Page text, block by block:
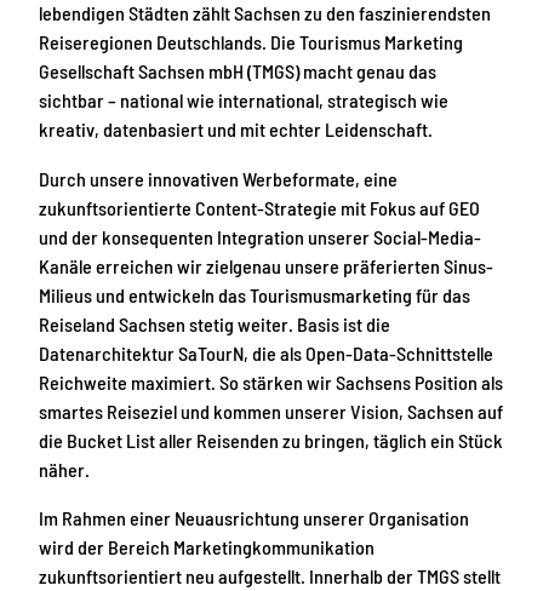
lebendigen Städten zählt Sachsen zu den faszinierendsten
Reiseregionen Deutschlands. Die Tourismus Marketing
Gesellschaft Sachsen mbH (TMGS) macht genau das
sichtbar – national wie international, strategisch wie
kreativ, datenbasiert und mit echter Leidenschaft.
Durch unsere innovativen Werbeformate, eine
zukunftsorientierte Content-Strategie mit Fokus auf GEO
und der konsequenten Integration unserer Social-Media-
Kanäle erreichen wir zielgenau unsere präferierten Sinus-
Milieus und entwickeln das Tourismusmarketing für das
Reiseland Sachsen stetig weiter. Basis ist die
Datenarchitektur SaTourN, die als Open-Data-Schnittstelle
Reichweite maximiert. So stärken wir Sachsens Position als
smartes Reiseziel und kommen unserer Vision, Sachsen auf
die Bucket List aller Reisenden zu bringen, täglich ein Stück
näher.
Im Rahmen einer Neuausrichtung unserer Organisation
wird der Bereich Marketingkommunikation
zukunftsorientiert neu aufgestellt. Innerhalb der TMGS stellt